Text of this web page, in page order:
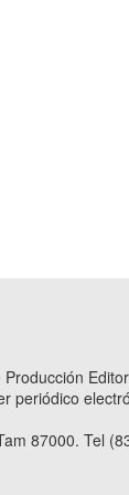
periódico
87000. Tel